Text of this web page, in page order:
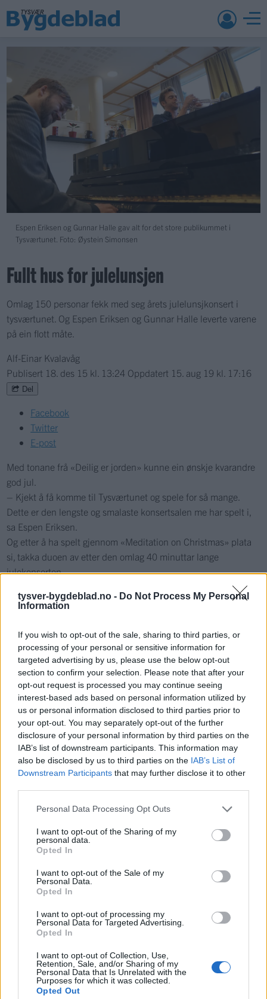
tysver-bygdeblad.no - Do Not Process My Personal
Information
If you wish to opt-out of the sale, sharing to third parties, or
processing of your personal or sensitive information for
targeted advertising by us, please use the below opt-out
section to confirm your selection. Please note that after your
opt-out request is processed you may continue seeing
interest-based ads based on personal information utilized by
us or personal information disclosed to third parties prior to
your opt-out. You may separately opt-out of the further
disclosure of your personal information by third parties on the
IAB’s list of downstream participants. This information may
also be disclosed by us to third parties on the IAB’s List of
Downstream Participants that may further disclose it to other
Personal Data Processing Opt Outs
I want to opt-out of the Sharing of my
personal data.
Opted In
I want to opt-out of the Sale of my
Personal Data.
Opted In
I want to opt-out of processing my
Personal Data for Targeted Advertising.
Opted In
I want to opt-out of Collection, Use,
Retention, Sale, and/or Sharing of my
Personal Data that Is Unrelated with the
Purposes for which it was collected.
Opted Out
Espen Eriksen og Gunnar Halle gav alt for det store publikummet i
Tysværtunet. Foto: Øystein Simonsen
Fullt hus for julelunsjen
Omlag 150 personar fekk med seg årets julelunsjkonsert i
tysværtunet. Og Espen Eriksen og Gunnar Halle leverte varene
på ein flott måte.
Alf-Einar Kvalavåg
Publisert 18. des 15 kl. 13:24 Oppdatert 15. aug 19 kl. 17:16
Del
Facebook
Twitter
E-post
Med tonane frå «Deilig er jorden» kunne ein ønskje kvarandre
god jul.
– Kjekt å få komme til Tysværtunet og spele for så mange.
Dette er den lengste og smalaste konsertsalen me har spelt i,
sa Espen Eriksen.
Og etter å ha spelt gjennom «Meditation on Christmas» plata
si, takka duoen av etter den omlag 40 minuttar lange
julekonserten.
Og responsen let ikkje vente på seg. Etterpå var det signeringar
og julepreik rundt bordet.
som har funne tid til lunsjkonsertar i 2015. Me snakkast i
2016.
Kultur
Mest lest siste syv dager
– Finner roen på hytta